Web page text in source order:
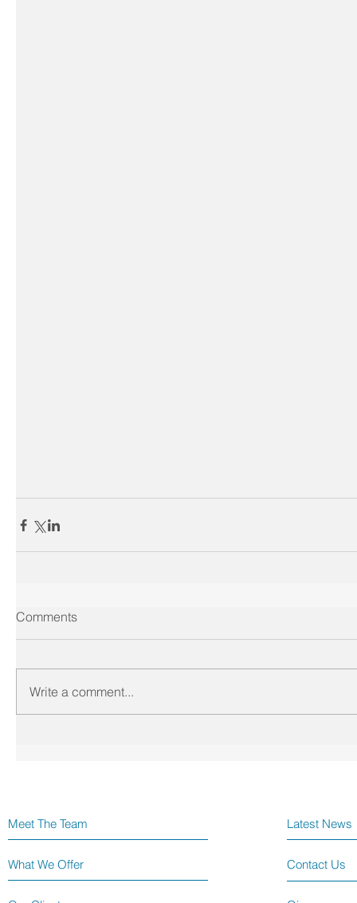
Comments
Write a comment...
Meet The Team
What We Offer
Latest News
Contact Us